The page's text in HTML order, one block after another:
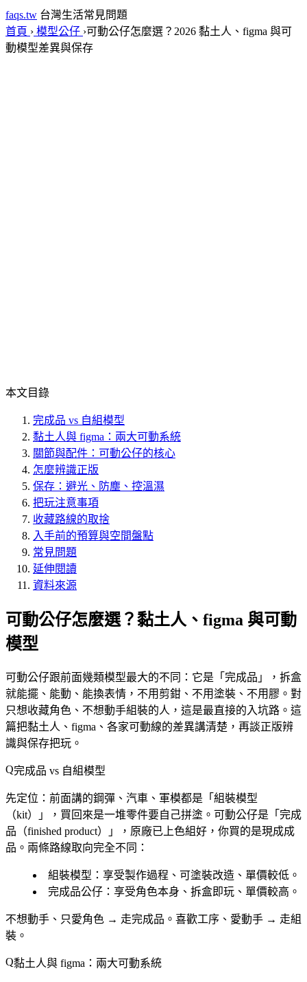
faqs.tw 台灣生活常見問題
首頁 › 模型公仔 ›可動公仔怎麼選？2026 黏土人、figma 與可
動模型差異與保存
本文目錄
完成品 vs 自組模型
黏土人與 figma：兩大可動系統
關節與配件：可動公仔的核心
怎麼辨識正版
保存：避光、防塵、控溫濕
把玩注意事項
收藏路線的取捨
入手前的預算與空間盤點
常見問題
延伸閱讀
資料來源
可動公仔怎麼選？黏土人、figma 與可動
模型
可動公仔跟前面幾類模型最大的不同：它是「完成品」，拆盒
就能擺、能動、能換表情，不用剪鉗、不用塗裝、不用膠。對
只想收藏角色、不想動手組裝的人，這是最直接的入坑路。這
篇把黏土人、figma、各家可動線的差異講清楚，再談正版辨
識與保存把玩。
完成品 vs 自組模型
先定位：前面講的鋼彈、汽車、軍模都是「組裝模型
（kit）」，買回來是一堆零件要自己拼塗。可動公仔是「完成
品（finished product）」，原廠已上色組好，你買的是現成成
品。兩條路線取向完全不同：
組裝模型 ：享受製作過程、可塗裝改造、單價較低。
完成品公仔 ：享受角色本身、拆盒即玩、單價較高。
不想動手、只愛角色 → 走完成品。喜歡工序、愛動手 → 走組
裝。
黏土人與 figma：兩大可動系統